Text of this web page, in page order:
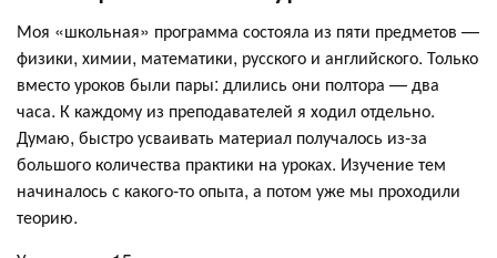
Моя «школьная» программа состояла из пяти предметов —
физики, химии, математики, русского и английского. Только
вместо уроков были пары: длились они полтора — два
часа. К каждому из преподавателей я ходил отдельно.
Думаю, быстро усваивать материал получалось из-за
большого количества практики на уроках. Изучение тем
начиналось с какого-то опыта, а потом уже мы проходили
теорию.